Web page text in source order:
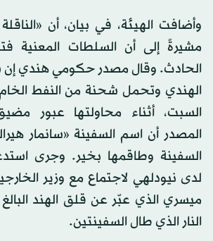
وأضافت الهيئة، في بيان، أن
مشيرةً إلى أن السلطات المعنية
الحادث. وقال مصدر حكومي هندي إن
​الهندي وتحمل شحنة من النفط
السبت، أثناء محاولتها عبور
المصدر أن اسم السفينة «سانمار
السفينة ‌وطاقمها بخير. وجرى
لدى نيودلهي لاجتماع مع وزير
⁠ميسري الذي ‌عبّر عن ‌قلق ​الهند
النار الذي طال السفينتين.